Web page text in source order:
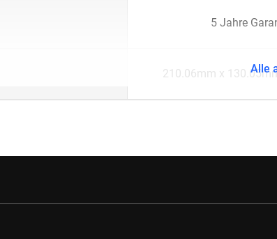
5 Jahre
210.06mm x Alle